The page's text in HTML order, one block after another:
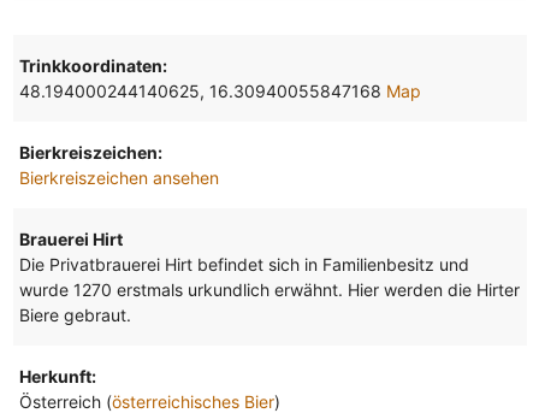
Trinkkoordinaten:
48.194000244140625, 16.30940055847168 Map
Bierkreiszeichen:
Bierkreiszeichen ansehen
Brauerei Hirt
Die Privatbrauerei Hirt befindet sich in Familienbesitz und
wurde 1270 erstmals urkundlich erwähnt. Hier werden die Hirter
Biere gebraut.
Herkunft:
Österreich (österreichisches Bier)